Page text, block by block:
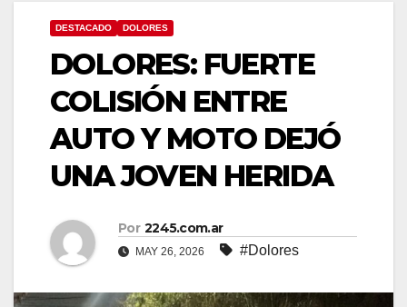
DESTACADO DOLORES
DOLORES: FUERTE
COLISIÓN ENTRE
AUTO Y MOTO DEJÓ
UNA JOVEN HERIDA
Por 2245.com.ar
MAY 26, 2026 #Dolores